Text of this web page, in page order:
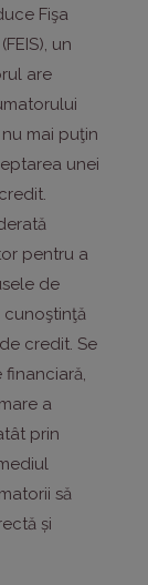
Fişa
un
are
mai puţin
unei
pentru a
de
cunoştinţă
credit. Se
a
prin
să
și